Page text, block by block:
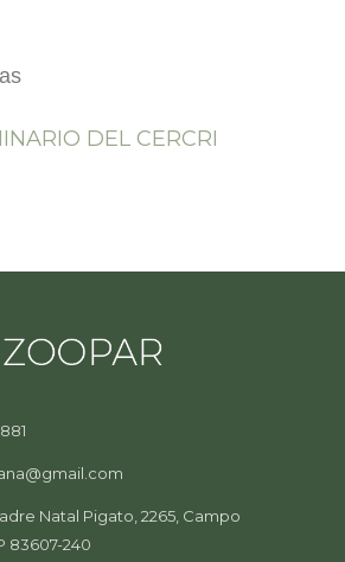
DEL CERCRI
Natal Pigato, 2265, Campo
83607-240